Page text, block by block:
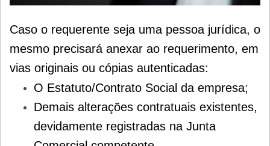
Caso o requerente seja uma pessoa jurídica, o
mesmo precisará anexar ao requerimento, em
vias originais ou cópias autenticadas:
O Estatuto/Contrato Social da empresa;
Demais alterações contratuais existentes,
devidamente registradas na Junta